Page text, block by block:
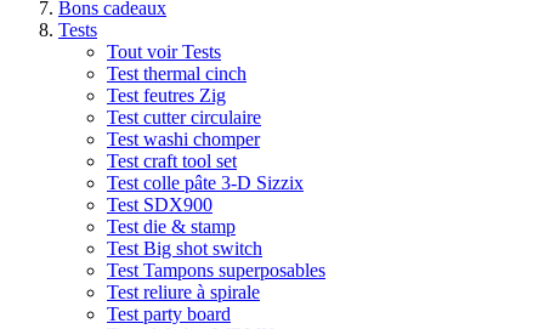
Bons cadeaux
Tests
Tout voir Tests
Test thermal cinch
Test feutres Zig
Test cutter circulaire
Test washi chomper
Test craft tool set
Test colle pâte 3-D Sizzix
Test SDX900
Test die & stamp
Test Big shot switch
Test Tampons superposables
Test reliure à spirale
Test party board